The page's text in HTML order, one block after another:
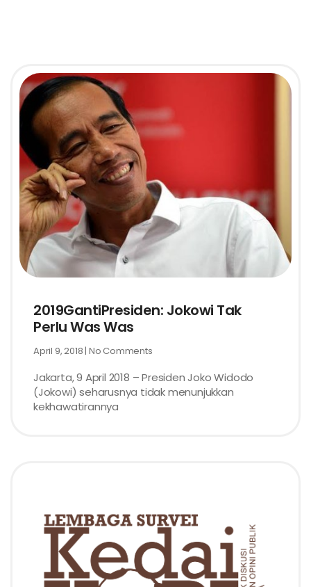
2019GantiPresiden: Jokowi Tak
Perlu Was Was
April 9, 2018 No Comments
Jakarta, 9 April 2018 – Presiden Joko Widodo
(Jokowi) seharusnya tidak menunjukkan
kekhawatirannya